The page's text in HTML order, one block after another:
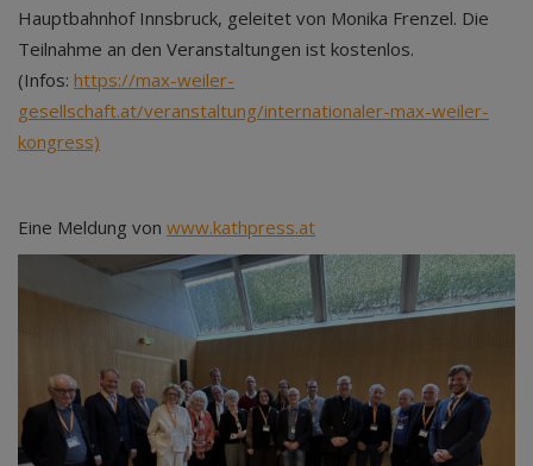
Hauptbahnhof Innsbruck, geleitet von Monika Frenzel. Die
Teilnahme an den Veranstaltungen ist kostenlos.
(Infos: https://max-weiler-
gesellschaft.at/veranstaltung/internationaler-max-weiler-
kongress)
Eine Meldung von www.kathpress.at